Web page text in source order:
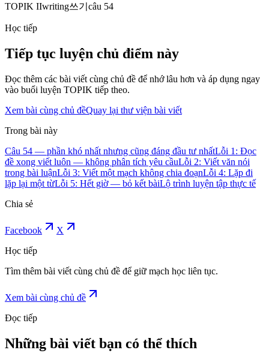
TOPIK IIwriting쓰기 câu 54
Học tiếp
Tiếp tục luyện chủ điểm này
Đọc thêm các bài viết cùng chủ đề để nhớ lâu hơn và áp dụng ngay
vào buổi luyện TOPIK tiếp theo.
Xem bài cùng chủ đềQuay lại thư viện bài viết
Trong bài này
Câu 54 — phần khó nhất nhưng cũng đáng đầu tư nhấtLỗi 1: Đọc
đề xong viết luôn — không phân tích yêu cầuLỗi 2: Viết văn nói
trong bài luậnLỗi 3: Viết một mạch không chia đoạnLỗi 4: Lặp đi
lặp lại một từLỗi 5: Hết giờ — bỏ kết bàiLộ trình luyện tập thực tế
Chia sẻ
Facebook
X
Học tiếp
Tìm thêm bài viết cùng chủ đề để giữ mạch học liên tục.
Xem bài cùng chủ đề
Đọc tiếp
Những bài viết bạn có thể thích